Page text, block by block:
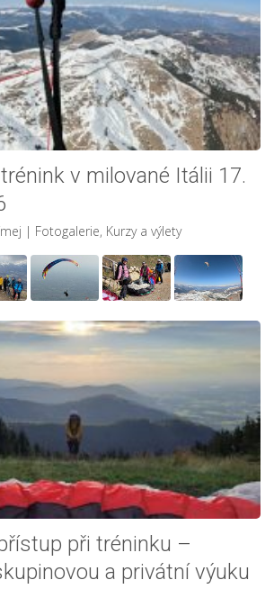
v milované Itálii 17.
| Fotogalerie, Kurzy a výlety
při tréninku –
a privátní výuku